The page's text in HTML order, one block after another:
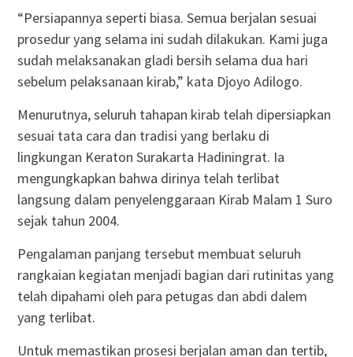
“Persiapannya seperti biasa. Semua berjalan sesuai
prosedur yang selama ini sudah dilakukan. Kami juga
sudah melaksanakan gladi bersih selama dua hari
sebelum pelaksanaan kirab,” kata Djoyo Adilogo.
Menurutnya, seluruh tahapan kirab telah dipersiapkan
sesuai tata cara dan tradisi yang berlaku di
lingkungan Keraton Surakarta Hadiningrat. Ia
mengungkapkan bahwa dirinya telah terlibat
langsung dalam penyelenggaraan Kirab Malam 1 Suro
sejak tahun 2004.
Pengalaman panjang tersebut membuat seluruh
rangkaian kegiatan menjadi bagian dari rutinitas yang
telah dipahami oleh para petugas dan abdi dalem
yang terlibat.
Untuk memastikan prosesi berjalan aman dan tertib,